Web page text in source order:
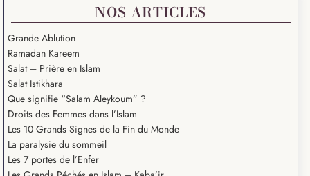
NOS ARTICLES
Grande Ablution
Ramadan Kareem
Salat – Prière en Islam
Salat Istikhara
Que signifie “Salam Aleykoum” ?
Droits des Femmes dans l’Islam
Les 10 Grands Signes de la Fin du Monde
La paralysie du sommeil
Les 7 portes de l’Enfer